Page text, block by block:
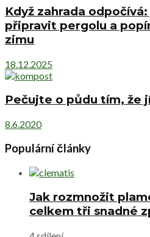
Když zahrada
připravit pergolu a
zimu
18.12.2025
Pečujte o půdu tím, že
8.6.2020
Populární články
Jak rozmnožit
celkem tři snadné